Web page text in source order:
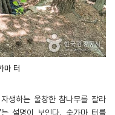
마 터
생하는 울창한 참나무를 잘라
설명이 보인다. 숯가마 터를